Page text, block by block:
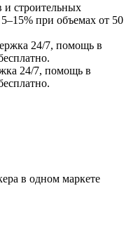
и строительных
при объемах от 50
24/7, помощь в
в одном маркете